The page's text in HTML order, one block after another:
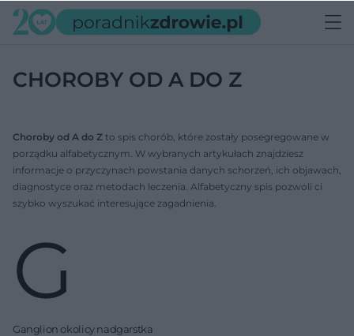
CHOROBY OD A DO Z
Choroby od A do Z to spis chorób, które zostały posegregowane w
porządku alfabetycznym. W wybranych artykułach znajdziesz
informacje o przyczynach powstania danych schorzeń, ich objawach,
diagnostyce oraz metodach leczenia. Alfabetyczny spis pozwoli ci
szybko wyszukać interesujące zagadnienia.
G
Ganglion okolicy nadgarstka